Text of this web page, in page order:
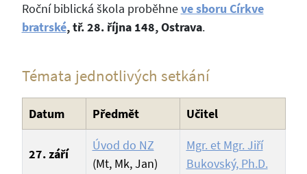
Roční biblická škola proběhneve sboru Církve
bratrské, tř. 28. října 148, Ostrava.
Témata jednotlivých setkání
Datum Předmět Učitel
27. září
Úvod do NZ
(Mt, Mk, Jan)
Mgr. et Mgr. Jiří
Bukovský, Ph.D.